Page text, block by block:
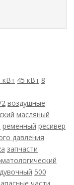
кВт 45 кВт 8
2 воздушные
масляный
ременный ресивер
давления
запчасти
500